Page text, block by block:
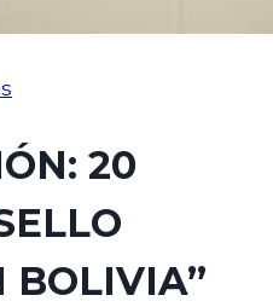
20
BOLIVIA”